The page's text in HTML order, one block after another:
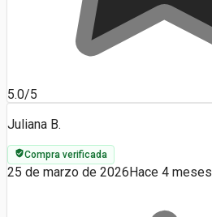
5.0/5
Juliana B.
Compra verificada
25 de marzo de 2026 Hace 4 meses